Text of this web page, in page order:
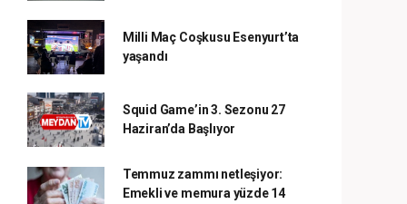
Milli Maç Coşkusu Esenyurt’ta
yaşandı
Squid Game’in 3. Sezonu 27
Haziran’da Başlıyor
Temmuz zammı netleşiyor:
Emekli ve memura yüzde 14